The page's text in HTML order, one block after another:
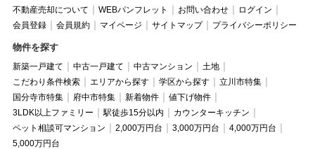
不動産売却について
WEBパンフレット お問い合わせ
ログイン
会員登録
会員規約 マイページ サイトマップ プライバシーポリシー
物件を探す
新築一戸建て 中古一戸建て 中古マンション
土地
こだわり条件検索
エリアから探す 学区から探す
立川市特集
国分寺市特集
府中市特集 新着物件
値下げ物件
3LDK以上ファミリー
駅徒歩15分以内
カウンターキッチン
ペット相談可マンション
2,000万円台 3,000万円台
4,000万円台
5,000万円台